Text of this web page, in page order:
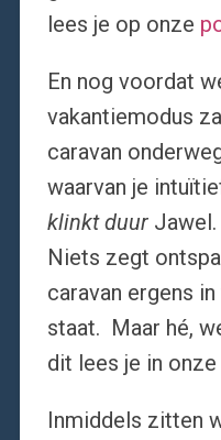
lees je op onze
En nog voordat
vakantiemodus
caravan
waarvan je
klinkt duurJawel.
Niets zegt
caravan ergens
staat. Maar hé,
dit lees je in
Inmiddels zitten